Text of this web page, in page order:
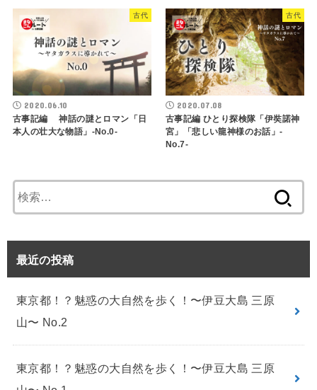
古代
2020.06.10
古事記編 神話の謎とロマン「日
本人の壮大な物語」-No.0-
古代
2020.07.08
古事記編 ひとり探検隊「伊奘諾神
宮」「悲しい龍神様のお話」-
No.7-
索:
最近の投稿
東京都！？魅惑の大自然を歩く！〜伊豆大島 三原
山〜 No.2
東京都！？魅惑の大自然を歩く！〜伊豆大島 三原